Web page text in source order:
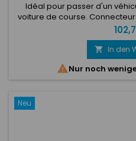
Idéal pour passer d'un
voiture de course.
l'unité
Preis
 In den
Nur noch
Neu